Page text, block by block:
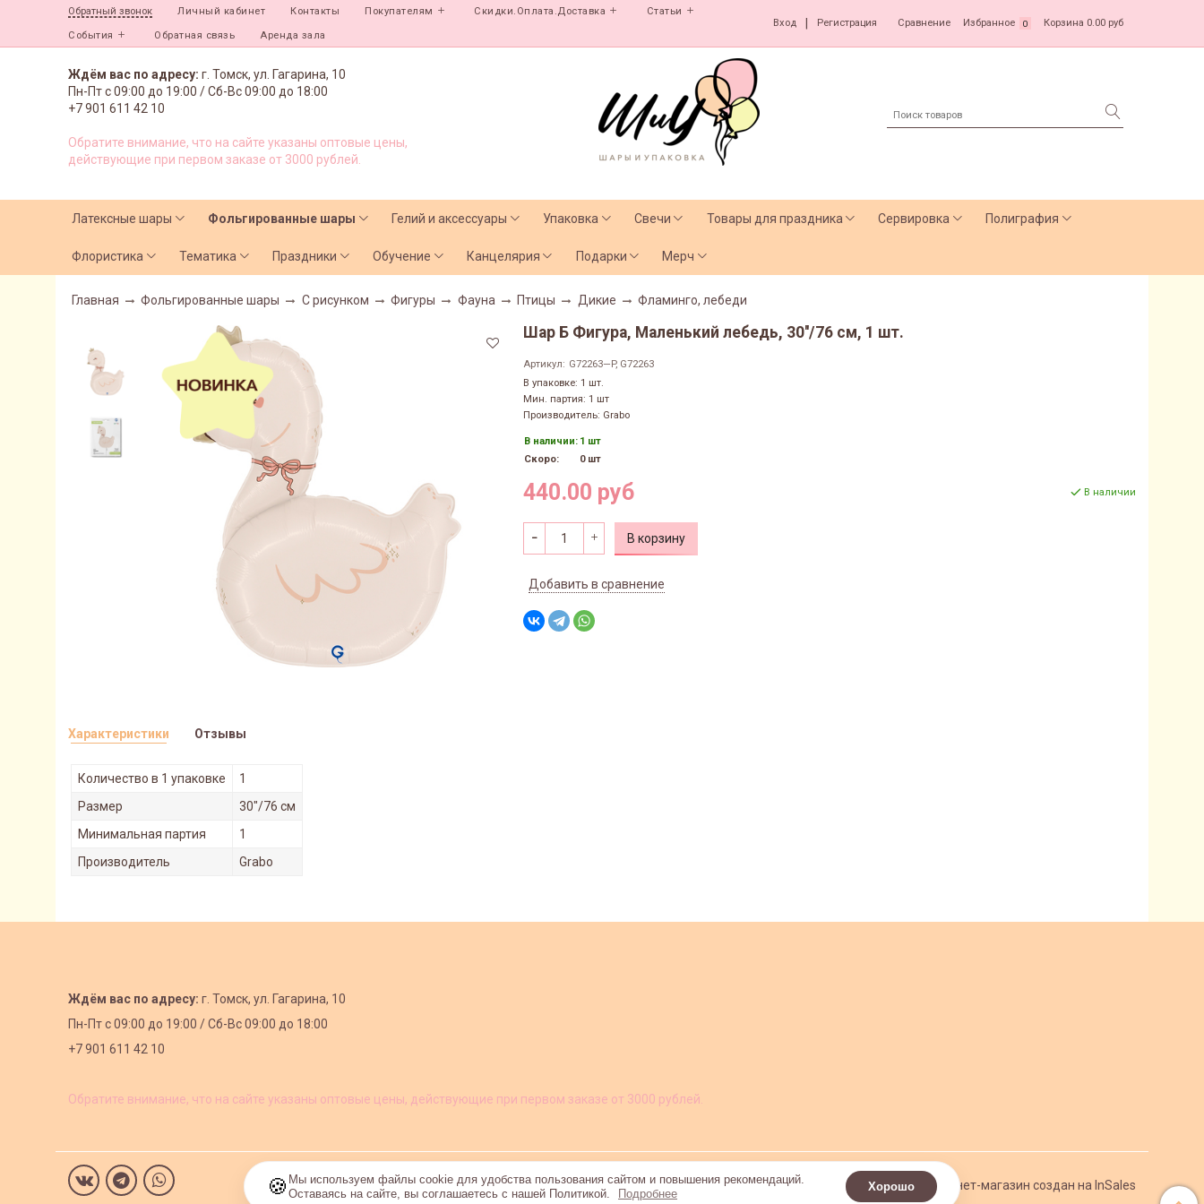
Обратный звонок Личный кабинет Контакты Покупателям Скидки.Оплата.Доставка Статьи
События Обратная связь Аренда зала
Вход Регистрация Сравнение Избранное 0 Корзина 0.00 руб
Ждём вас по адресу: г. Томск, ул. Гагарина, 10
Пн-Пт с09:00 до 19:00 /Сб-Вс 09:00 до 18:00
+7 901 611 42 10
Обратите внимание, что на сайте указаны оптовые цены,
действующие при первом заказе от 3000 рублей.
Латексные шары Фольгированные шары Гелий и аксессуары Упаковка Свечи Товары для праздника Сервировка Полиграфия
Флористика Тематика Праздники Обучение Канцелярия Подарки Мерч
Главная Фольгированные шары С рисунком Фигуры Фауна Птицы Дикие Фламинго, лебеди
Шар Б Фигура, Маленький лебедь, 30''/76 см, 1 шт.
Артикул: G72263—P, G72263
В упаковке: 1 шт.
Мин. партия: 1 шт
Производитель: Grabo
В наличии: 1 шт
Скоро:
0 шт
440.00 руб В наличии
В корзину
Добавить в сравнение
Характеристики
Количество в 1 упаковке
1
Размер
30"/76 см
Минимальная партия
1
Производитель
Grabo
Отзывы
Ждём вас по адресу: г. Томск, ул. Гагарина, 10
Пн-Пт с09:00 до 19:00 /Сб-Вс 09:00 до 18:00
+7 901 611 42 10
Обратите внимание, что на сайте указаны оптовые цены, действующие при первом заказе от 3000 рублей.
Интернет-магазин создан на InSales
🍪 Мы используем файлы cookie для удобства пользования сайтом и повышения рекомендаций.
Оставаясь на сайте, вы соглашаетесь с нашей Политикой.
Подробнее Хорошо